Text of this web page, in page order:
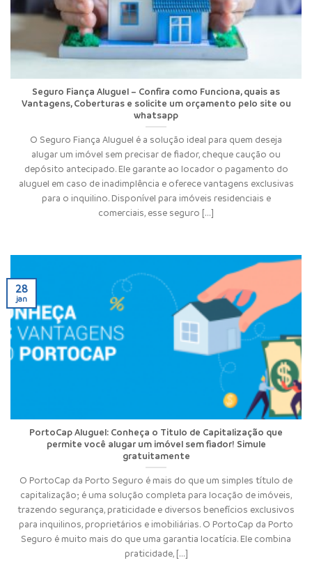
Seguro Fiança Aluguel – Confira como Funciona, quais as
Vantagens, Coberturas e solicite um orçamento pelo site ou
whatsapp
O Seguro Fiança Aluguel é a solução ideal para quem deseja
alugar um imóvel sem precisar de fiador, cheque caução ou
depósito antecipado. Ele garante ao locador o pagamento do
aluguel em caso de inadimplência e oferece vantagens exclusivas
para o inquilino. Disponível para imóveis residenciais e
comerciais, esse seguro [...]
PortoCap Aluguel: Conheça o Titulo de Capitalização que
permite você alugar um imóvel sem fiador! Simule
gratuitamente
O PortoCap da Porto Seguro é mais do que um simples título de
capitalização; é uma solução completa para locação de imóveis,
trazendo segurança, praticidade e diversos benefícios exclusivos
para inquilinos, proprietários e imobiliárias. O PortoCap da Porto
Seguro é muito mais do que uma garantia locatícia. Ele combina
praticidade, [...]
28
jan